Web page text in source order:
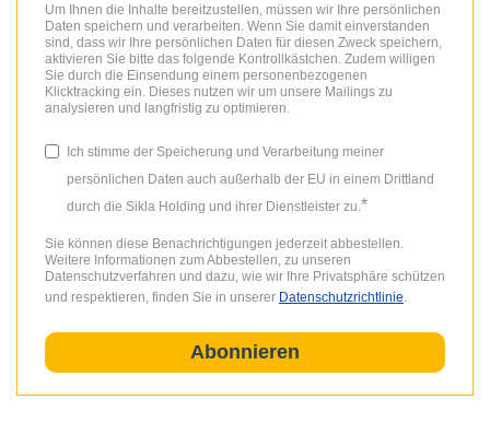
Um Ihnen die Inhalte bereitzustellen, müssen wir Ihre persönlichen
Daten speichern und verarbeiten. Wenn Sie damit einverstanden
sind, dass wir Ihre persönlichen Daten für diesen Zweck speichern,
aktivieren Sie bitte das folgende Kontrollkästchen. Zudem willigen
Sie durch die Einsendung einem personenbezogenen
Klicktracking ein. Dieses nutzen wir um unsere Mailings zu
analysieren und langfristig zu optimieren.
Ich stimme der Speicherung und Verarbeitung meiner
persönlichen Daten auch außerhalb der EU in einem Drittland
durch die Sikla Holding und ihrer Dienstleister zu. *
Sie können diese Benachrichtigungen jederzeit abbestellen.
Weitere Informationen zum Abbestellen, zu unseren
Datenschutzverfahren und dazu, wie wir Ihre Privatsphäre schützen
und respektieren, finden Sie in unserer Datenschutzrichtlinie